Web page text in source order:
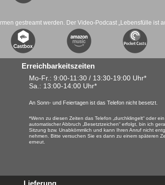
gestreamt werden. Der Video-Podcast „Lebensfülle ist
Erreichbarkeitszeiten
Mo-Fr.: 9:00-11:30 / 13:30-19:00 Uhr*
Sa. : 13:00-14:00 Uhr*
An Sonn- und Feiertagen ist das Telefon nicht besetzt.
*Wenn zu diesen Zeiten das Telefon „durchklingelt“ oder ein
automatischer Abbruch „Besetztzeichen“ erfolgt, bin ich
Sitzung bzw. Unabkömmlich und kann Ihren Anruf nicht
nehmen. Bitte versuchen Sie es dann zu einem späteren
erneut.
Lieferung